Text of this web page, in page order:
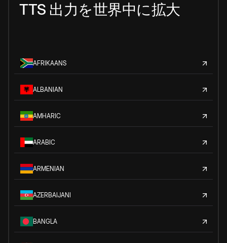
TTS 出力を世界中に拡大
AFRIKAANS
ALBANIAN
AMHARIC
ARABIC
ARMENIAN
AZERBAIJANI
BANGLA